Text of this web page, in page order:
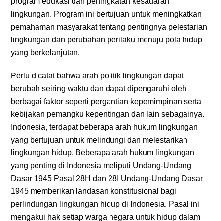
lingkungan. Program ini bertujuan untuk meningkatkan
pemahaman masyarakat tentang pentingnya pelestarian
lingkungan dan perubahan perilaku menuju pola hidup
yang berkelanjutan.
Perlu dicatat bahwa arah politik lingkungan dapat
berubah seiring waktu dan dapat dipengaruhi oleh
berbagai faktor seperti pergantian kepemimpinan serta
kebijakan pemangku kepentingan dan lain sebagainya.
Indonesia, terdapat beberapa arah hukum lingkungan
yang bertujuan untuk melindungi dan melestarikan
lingkungan hidup. Beberapa arah hukum lingkungan
yang penting di Indonesia meliputi Undang-Undang
Dasar 1945 Pasal 28H dan 28I Undang-Undang Dasar
1945 memberikan landasan konstitusional bagi
perlindungan lingkungan hidup di Indonesia. Pasal ini
mengakui hak setiap warga negara untuk hidup dalam